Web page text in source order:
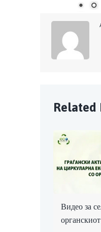
Related
Видео за